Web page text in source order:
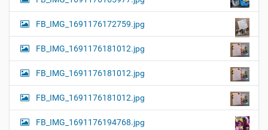
FB_IMG_1691176172759.jpg
FB_IMG_1691176181012.jpg
FB_IMG_1691176181012.jpg
FB_IMG_1691176181012.jpg
FB_IMG_1691176194768.jpg